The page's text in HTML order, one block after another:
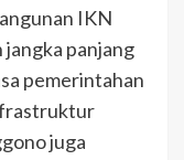
IKN
jangka panjang
pemerintahan
juga